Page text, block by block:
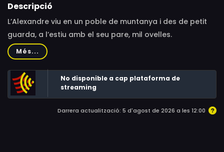
Descripció
L’Alexandre viu en un poble de muntanya i des de petit
guarda, a l’estiu amb el seu pare, mil ovelles.
Més...
No disponible a cap plataforma de
streaming
Darrera actualització: 5 d'agost de 2026 a les 12:00